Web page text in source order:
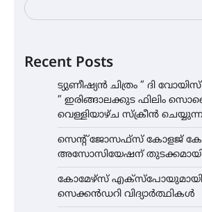
Recent Posts
ട്യുണീഷ്യൻ ചിത്രം ” ദി
” ഇരിങ്ങാലക്കുട ഫിലിം
വെള്ളിയാഴ്ച സ്‌ക്രീൻ
സെന്റ് ജോസഫ്സ് കോളജ്
അസോസിയേഷന്
കോമേഴ്സ്
സെക്കൻഡറി വിദ്യാർത്ഥികൾ